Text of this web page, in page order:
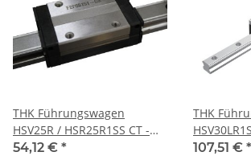
THK Führungswagen
HSV25R / HSR25R1SS CT -
Stahlschlitten
54,12 € *
THK
107,51 € *